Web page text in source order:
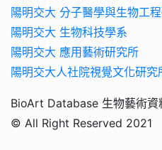
陽明交大 分子醫學與生物工
陽明交大 生物科技學系
陽明交大 應用藝術研究所
陽明交大人社院視覺文化研究
BioArt Database 生物藝術資
© All Right Reserved 2021